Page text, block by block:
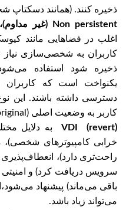
ذخیره کنند. (همانند دسکتاپ
Non persistent (غیر مداوم)،
اغلب در فضاهایی مانند
کاربران به شخصی‌سازی نیاز
ذخیره شود استفاده
یکنواخت است که کاربران
کاربر به وضعیت اصلی (original) باز می‌گردد
VDI (revert)
به دلایل
خرابی کامپیوترهای
راحت‌تری دارد)،
سرویس دریافت کرد) و
باقی می‌ماند) پیشنهاد
می‌تواند زیاد باشد.